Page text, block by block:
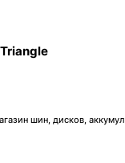
шин, дисков,